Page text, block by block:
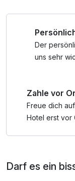
Der
uns sehr
Zahle vor
Freue dich
Hotel erst vor
Darf es ein